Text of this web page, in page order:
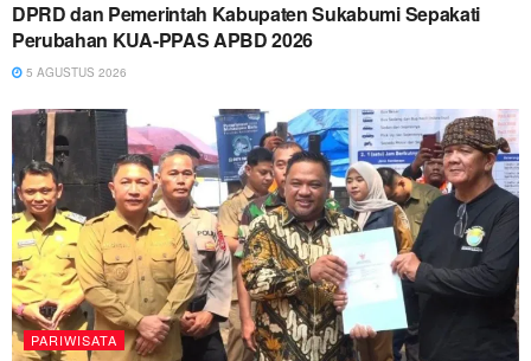
DPRD dan Pemerintah Kabupaten Sukabumi Sepakati
Perubahan KUA-PPAS APBD 2026
5 AGUSTUS 2026
PARIWISATA